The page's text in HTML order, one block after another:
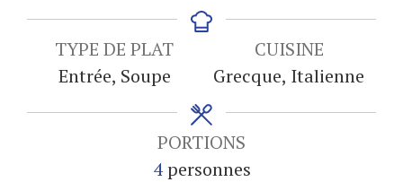
TYPE DE PLAT
Entrée, Soupe
CUISINE
Grecque, Italienne
PORTIONS
4 personnes